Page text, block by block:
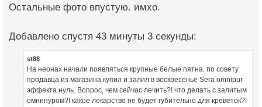
Остальные фото впустую. имхо.
Добавлено спустя 43 минуты 3 секунды:
st88
На неонах начали появляться крупные белые пятна. по совету
продавца из магазина купил и залил в воскресенье Sera omnipur.
эффекта нуль. Вопрос, чем сейчас лечить?! что делать с залитым
омнипуром?! какое лекарство не будет губительно для креветок?!